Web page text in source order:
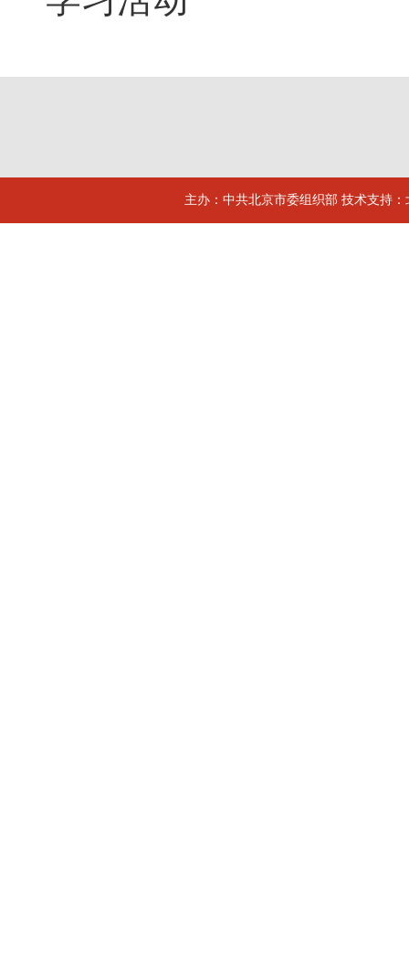
主办：中共北京市委组织部 技术支持